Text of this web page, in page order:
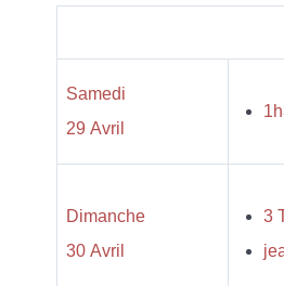
Samedi
29 Avril
Dimanche
30 Avril
3